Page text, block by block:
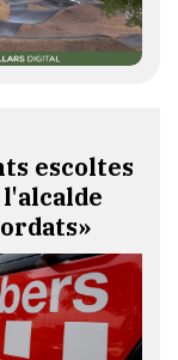
escoltes